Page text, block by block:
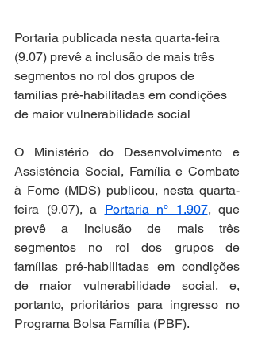
Portaria publicada nesta quarta-feira
(9.07) prevê a inclusão de mais três
segmentos no rol dos grupos de
famílias pré-habilitadas em condições
de maior vulnerabilidade social
O Ministério do Desenvolvimento e
Assistência Social, Família e Combate
à Fome (MDS) publicou, nesta quarta-
feira (9.07), a Portaria nº 1.907, que
prevê a inclusão de mais três
segmentos no rol dos grupos de
famílias pré-habilitadas em condições
de maior vulnerabilidade social, e,
portanto, prioritários para ingresso no
Programa Bolsa Família (PBF).